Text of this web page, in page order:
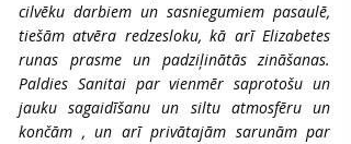
cilvēku darbiem un sasniegumiem pasaulē,
tiešām atvēra redzesloku, kā arī Elizabetes
runas prasme un padziļinātās zināšanas.
Paldies Sanitai par vienmēr saprotošu un
jauku sagaidīšanu un siltu atmosfēru un
končām , un arī privātajām sarunām par